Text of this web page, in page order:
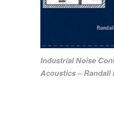
Industrial Noise
Acoustics – Randall